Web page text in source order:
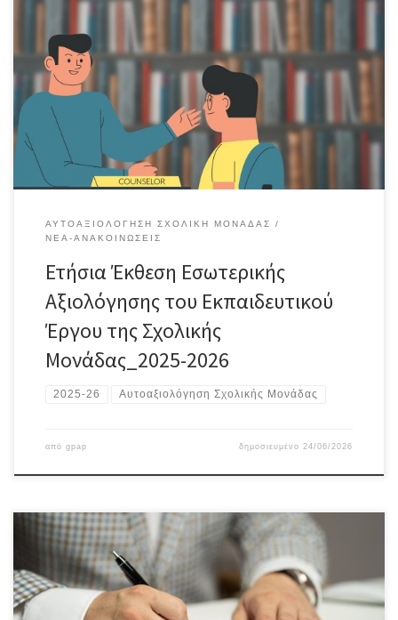
ΑΥΤΟΑΞΙΟΛΌΓΗΣΗ ΣΧΟΛΙΚΉ ΜΟΝΆΔΑΣ
ΝΈΑ-ΑΝΑΚΟΙΝΏΣΕΙΣ
Ετήσια Έκθεση Εσωτερικής
Αξιολόγησης του Εκπαιδευτικού
Έργου της Σχολικής
Μονάδας_2025-2026
2025-26 Αυτοαξιολόγηση Σχολικής Μονάδας
από gpap δημοσιευμένο24/06/2026
ΠΡΟΣ ΤΟΥΣ ΓΟΝΕΙΣ ΚΑΙ ΚΗΔΕΜΟΝΕΣ ΤΩΝ ΜΑΘΗΤΩΝ/ΤΡΙΩΝ ΠΟΥ ΘΑ
ΦΟΙΤΗΣΟΥΝ ΣΤΗΝ Α’ ΤΑΞΗ ΓΥΜΝΑΣΙΟΥ Οι γονείς/κηδεμόνες των
μαθητών που θα φοιτήσουν στην Α΄ Γυμνασίου το σχολικό έτος